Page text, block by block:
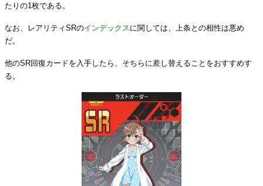
たりの1枚である。
なお、レアリティSRのインデックスに関しては、上条との相性は悪め
だ。
他のSR回復カードを入手したら、そちらに差し替えることをおすすめす
る。